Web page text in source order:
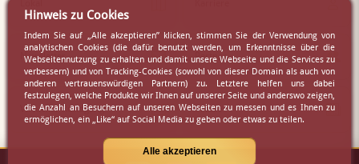
Newsletter Partner
Virtueller Rundgang Presse
Hinweis zu Cookies
Indem Sie auf „Alle akzeptieren” klicken, stimmen Sie der Verwendung von
analytischen Cookies (die dafür benutzt werden, um Erkenntnisse über die
Webseitennutzung zu erhalten und damit unsere Webseite und die Services zu
verbessern) und von Tracking-Cookies (sowohl von dieser Domain als auch von
anderen vertrauenswürdigen Partnern) zu. Letztere helfen uns dabei
festzulegen, welche Produkte wir Ihnen auf unserer Seite und anderswo zeigen,
die Anzahl an Besuchern auf unseren Webseiten zu messen und es Ihnen zu
ermöglichen, ein „Like“ auf Social Media zu geben oder etwas zu teilen.
Alle akzeptieren